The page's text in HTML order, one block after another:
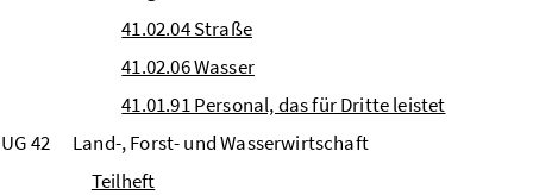
41.02.04 Straße
41.02.06 Wasser
41.01.91 Personal, das für Dritte leistet
UG 42
Land-, Forst- und Wasserwirtschaft
Teilheft